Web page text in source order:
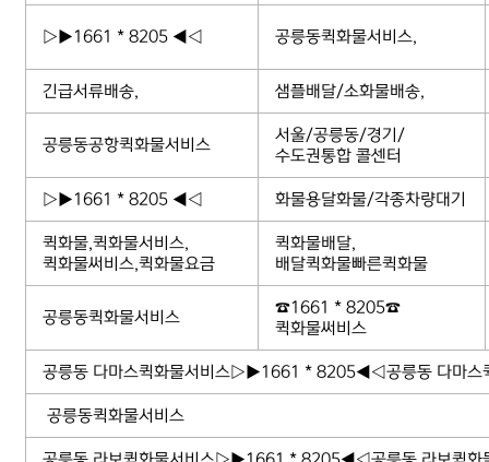
▷▶1661 * 8205 ◀◁ 공릉동퀵화물서비스,
긴급서류배송, 샘플배달/소화물배송,
공릉동공항퀵화물서비스
서울/공릉동/경기/
수도권통합 콜센터
▷▶1661 * 8205 ◀◁ 화물용달화물/각종차량대기
퀵화물,퀵화물서비스,
퀵화물써비스,퀵화물요금
퀵화물배달,
배달퀵화물빠른퀵화물
공릉동퀵화물서비스
☎1661 * 8205☎
퀵화물써비스
공릉동 다마스퀵화물서비스▷▶1661 * 8205◀◁공릉동 다마스
공릉동퀵화물서비스